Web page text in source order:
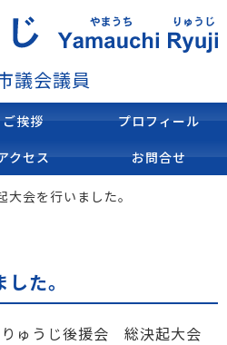
議会議員
ご挨拶
プロフィール
クセス お問合せ
大会を行いました。
た。
ゅうじ後援会 総決起大会